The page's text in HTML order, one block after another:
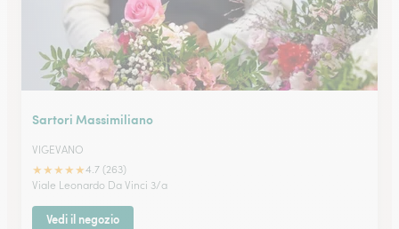
Sartori Massimiliano
VIGEVANO
★★★★★4.7 (263)
Viale Leonardo Da Vinci 3/a
Vedi il negozio